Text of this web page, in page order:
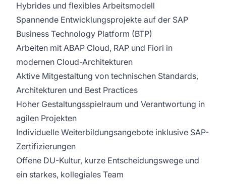
Hybrides und flexibles Arbeitsmodell
Spannende Entwicklungsprojekte auf der SAP
Business Technology Platform (BTP)
Arbeiten mit ABAP Cloud, RAP und Fiori in
modernen Cloud-Architekturen
Aktive Mitgestaltung von technischen Standards,
Architekturen und Best Practices
Hoher Gestaltungsspielraum und Verantwortung in
agilen Projekten
Individuelle Weiterbildungsangebote inklusive SAP-
Zertifizierungen
Offene DU-Kultur, kurze Entscheidungswege und
ein starkes, kollegiales Team